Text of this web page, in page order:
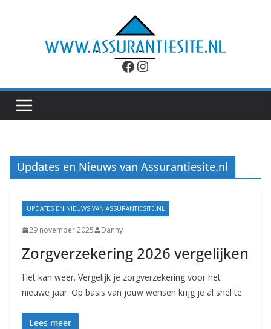
Facebook
Instagram
Updates en Nieuws van Assurantiesite.nl
UPDATES EN NIEUWS VAN ASSURANTIESITE.NL
29 november 2025 Danny
Zorgverzekering 2026 vergelijken
Het kan weer. Vergelijk je zorgverzekering voor het
nieuwe jaar. Op basis van jouw wensen krijg je al snel te
Lees meer